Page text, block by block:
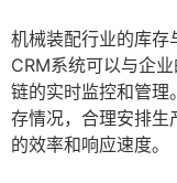
机械装配行业的库存
CRM系统可以与企
链的实时监控和管理
存情况，合理安排生
的效率和响应速度。